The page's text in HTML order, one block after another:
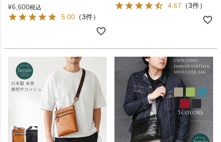
¥6,600税込
5.00 （3件）
4.67 （3件）